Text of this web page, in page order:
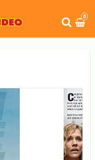
0